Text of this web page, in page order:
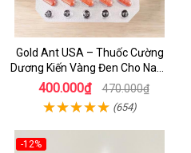
Gold Ant USA – Thuốc Cường
Dương Kiến Vàng Đen Cho Nam,
Kéo Dài Thời Gian Hiệu Quả
400.000₫ 470.000₫
(654)
-12%